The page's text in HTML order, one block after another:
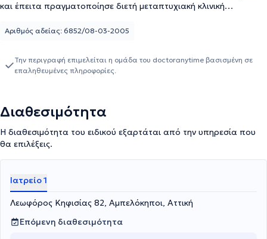
και έπειτα πραγματοποίησε διετή μεταπτυχιακή κλινική
είναι βραβευμένη με έπαινο από το μεταπτυχιακό πρόγραμμα
London). Τέλος, την επιτυχία της συμπληρώνει η βραβευμένη με
άριστα διπλωματική της εργασία με θέμα την μεταμόσχευση
νεαρούς ασθενείς. Το ιδιαίτερα προσεγμένο ιατρείο της
Αριθμός αδείας: 6852/08-03-2005
Την περιγραφή επιμελείται η ομάδα του doctoranytime βασισμένη σε
επαληθευμένες πληροφορίες.
Διαθεσιμότητα
Η διαθεσιμότητα του ειδικού εξαρτάται από την υπηρεσία που
θα επιλέξεις.
Ιατρείο 1
Λεωφόρος Κηφισίας 82, Αμπελόκηποι, Αττική
Επόμενη διαθεσιμότητα